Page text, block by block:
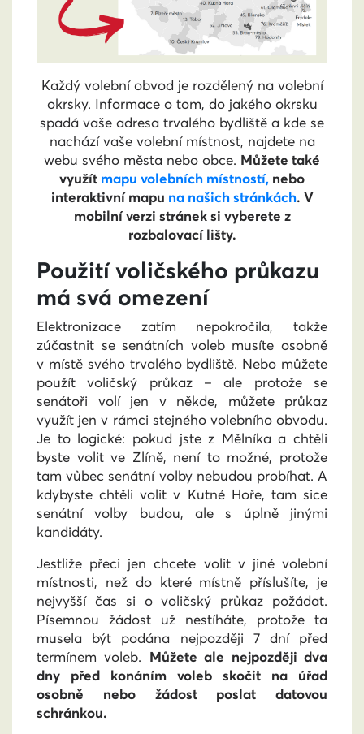
Každý volební obvod je rozdělený na volební
okrsky. Informace o tom, do jakého okrsku
spadá vaše adresa trvalého bydliště a kde se
nachází vaše volební místnost, najdete na
webu svého města nebo obce. Můžete také
využít mapu volebních místností, nebo
interaktivní mapu na našich stránkách. V
mobilní verzi stránek si vyberete z
rozbalovací lišty.
Použití voličského průkazu
má svá omezení
Elektronizace zatím nepokročila, takže
zúčastnit se senátních voleb musíte osobně
v místě svého trvalého bydliště. Nebo můžete
použít voličský průkaz – ale protože se
senátoři volí jen v někde, můžete průkaz
využít jen v rámci stejného volebního obvodu.
Je to logické: pokud jste z Mělníka a chtěli
byste volit ve Zlíně, není to možné, protože
tam vůbec senátní volby nebudou probíhat. A
kdybyste chtěli volit v Kutné Hoře, tam sice
senátní volby budou, ale s úplně jinými
kandidáty.
Jestliže přeci jen chcete volit v jiné volební
místnosti, než do které místně příslušíte, je
nejvyšší čas si o voličský průkaz požádat.
Písemnou žádost už nestíháte, protože ta
musela být podána nejpozději 7 dní před
termínem voleb. Můžete ale nejpozději dva
dny před konáním voleb skočit na úřad
osobně nebo žádost poslat datovou
schránkou.